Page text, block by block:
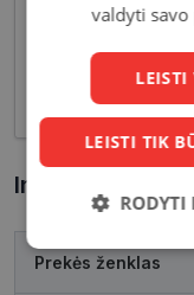
tiek klasikinių,
korekcija, tačiau
akcentas.
Informacija apie
Prekės ženklas
valdyti
LEISTI
LEISTI TIK
RODYTI
Būtinieji
slapukai